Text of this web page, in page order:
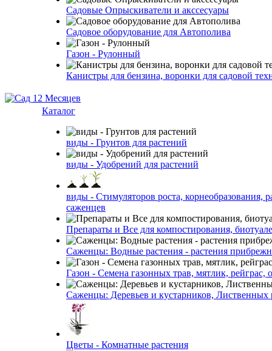
Садовые Опрыскиватели и акссесуары
Садовое оборудование для Автополива
Газон - Рулонный
Канистры для бензина, воронки для садовой
Каталог
виды - Грунтов для растений
виды - Удобрений для растений
виды - Стимуляторов роста, корнеобразования,
саженцев
Препараты и Все для компостирования,
Саженцы: Водные растения - растения
Газон - Семена газонных трав, мятлик, рейграс,
Саженцы: Деревьев и кустарников, Лиственных
Цветы - Комнатные растения